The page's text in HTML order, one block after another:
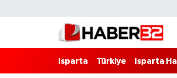
Isparta Türkiye Isparta
Isparta Hakkında
Isparta Nöbetçi Eczaneler
Isparta Hava Durumu